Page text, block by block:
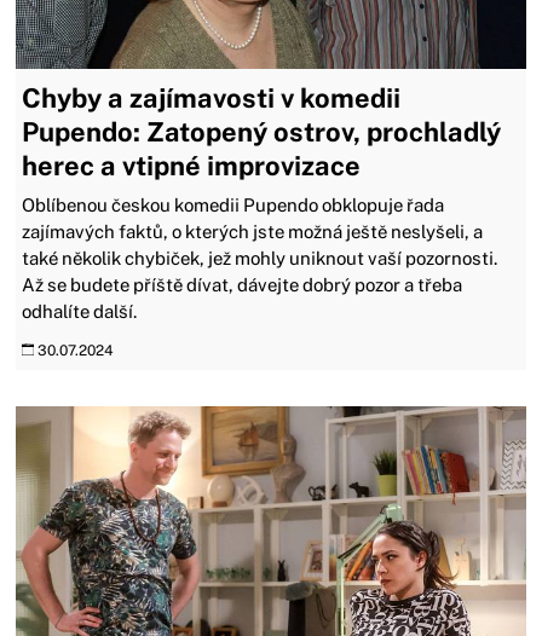
Chyby a zajímavosti v komedii
Pupendo: Zatopený ostrov, prochladlý
herec a vtipné improvizace
Oblíbenou českou komedii Pupendo obklopuje řada
zajímavých faktů, o kterých jste možná ještě neslyšeli, a
také několik chybiček, jež mohly uniknout vaší pozornosti.
Až se budete příště dívat, dávejte dobrý pozor a třeba
odhalíte další.
30.07.2024